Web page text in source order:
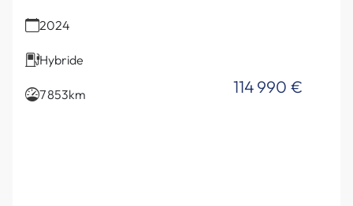
2024
Hybride
7 853km 114 990 €